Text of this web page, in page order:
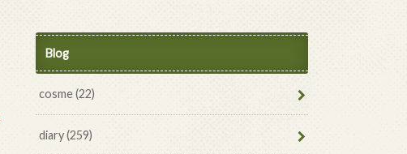
Blog
cosme(22)
diary(259)